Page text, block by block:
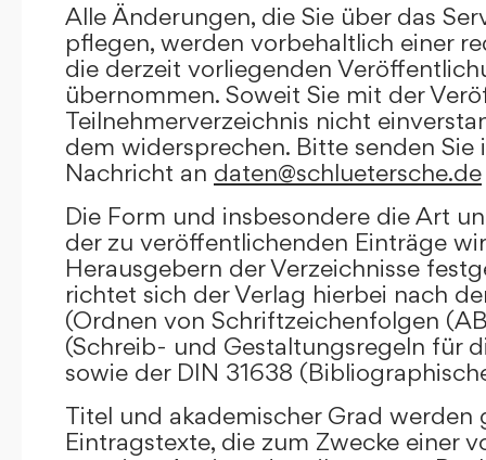
Alle Änderungen, die Sie über das
pflegen, werden vorbehaltlich einer
die derzeit vorliegenden
übernommen. Soweit Sie mit der
Teilnehmerverzeichnis nicht
dem widersprechen. Bitte senden Sie
Nachricht an daten@schluetersche.de
Die Form und insbesondere die Art
der zu veröffentlichenden Einträge
Herausgebern der Verzeichnisse
richtet sich der Verlag hierbei nach
(Ordnen von Schriftzeichenfolgen
(Schreib- und Gestaltungsregeln für
sowie der DIN 31638
Titel und akademischer Grad werden
Eintragstexte, die zum Zwecke einer